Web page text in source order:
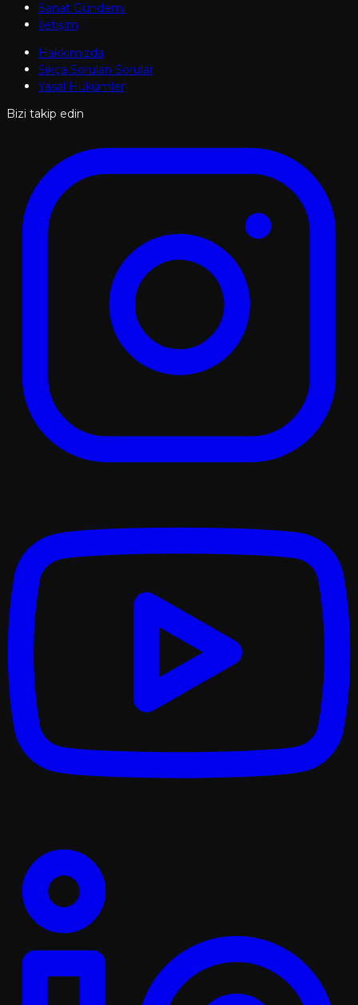
Sanat Gündemi
İletişim
Hakkımızda
Sıkça Sorulan Sorular
Yasal Hükümler
Bizi takip edin